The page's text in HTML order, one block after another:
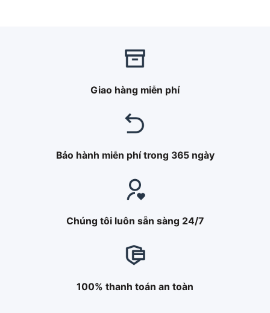
Giao hàng miễn phí
Bảo hành miễn phí trong 365 ngày
Chúng tôi luôn sẵn sàng 24/7
100% thanh toán an toàn